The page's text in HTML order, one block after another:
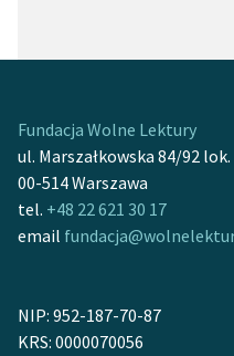
Fundacja Wolne Lektury
ul. Marszałkowska 84/92 lok.
00-514 Warszawa
tel. +48 22 621 30 17
email
NIP: 952-187-70-87
KRS: 0000070056